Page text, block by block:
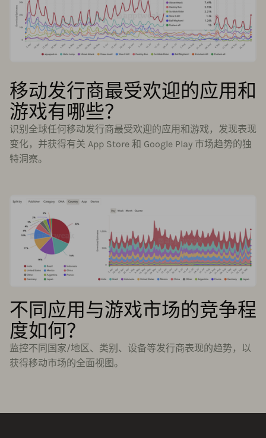
移动发行商最受欢迎的应用和
游戏有哪些？
识别全球任何移动发行商最受欢迎的应用和游戏，发现表现
变化，并获得有关 App Store 和 Google Play 市场趋势的独
特洞察。
不同应用与游戏市场的竞争程
度如何？
监控不同国家/地区、类别、设备等发行商表现的趋势，以
获得移动市场的全面视图。